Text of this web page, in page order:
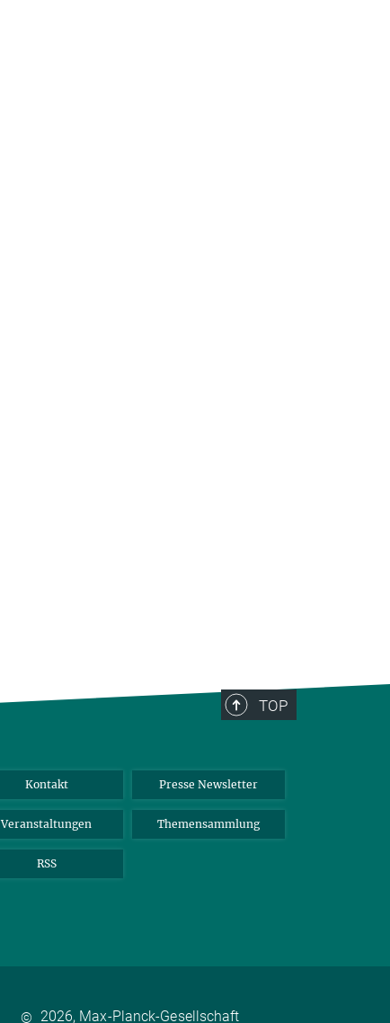
TOP
Kontakt Presse Newsletter
Veranstaltungen Themensammlung
RSS
© 2026, Max-Planck-Gesellschaft